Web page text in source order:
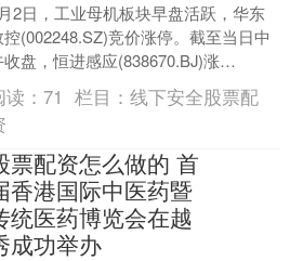
2日，工业母机板块早盘活跃，华东
控(002248.SZ)竞价涨停。截至当日中
收盘，恒进感应(838670.BJ)涨
，凯腾精工(871553.....
读：71 栏目：线下安全股票配
票配资怎么做的 首
香港国际中医药暨
统医药博览会在越
成功举办